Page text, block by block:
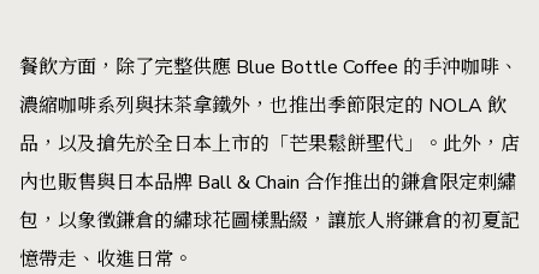
餐飲方面，除了完整供應 Blue Bottle Coffee 的手沖咖啡、
濃縮咖啡系列與抹茶拿鐵外，也推出季節限定的 NOLA 飲
品，以及搶先於全日本上市的「芒果鬆餅聖代」。此外，店
內也販售與日本品牌 Ball & Chain 合作推出的鎌倉限定刺繡
包，以象徵鎌倉的繡球花圖樣點綴，讓旅人將鎌倉的初夏記
憶帶走、收進日常。